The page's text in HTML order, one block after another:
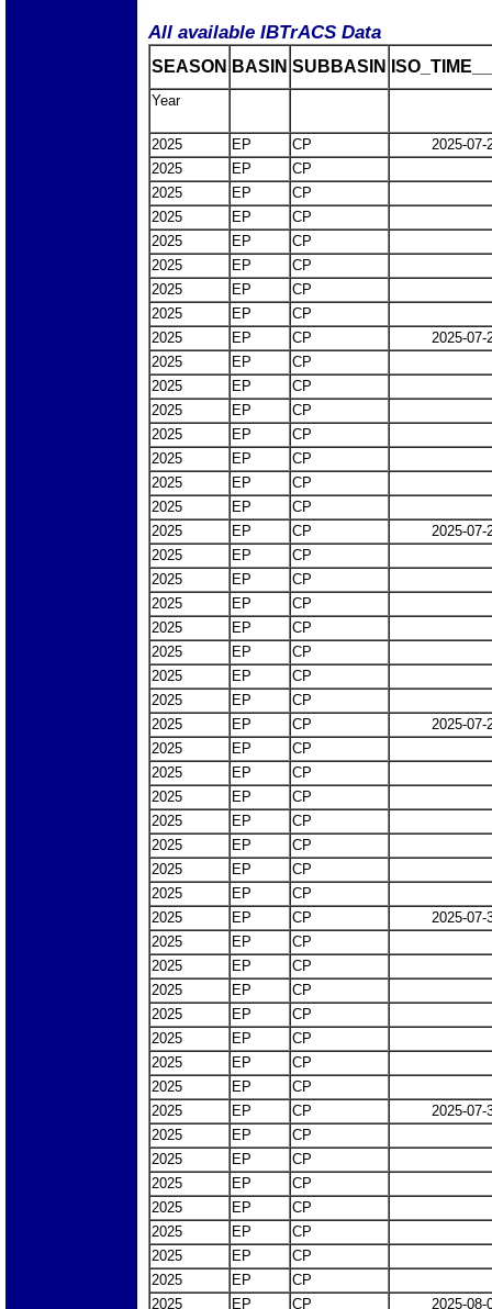
All available IBTrACS Data
SEASON BASIN SUBBASIN
Year
2025 EP CP
2025-07-
2025
EP
CP
2025
EP
CP
2025
EP
CP
2025
EP
CP
2025
EP
CP
2025
EP
CP
2025
EP
CP
2025
EP CP
2025-07-
2025
EP
CP
2025
EP
CP
2025
EP
CP
2025
EP
CP
2025
EP
CP
2025
EP
CP
2025
EP
CP
2025
EP CP
2025-07-
2025
EP
CP
2025
EP
CP
2025
EP
CP
2025
EP
CP
2025
EP
CP
2025
EP
CP
2025
EP
CP
2025
EP CP
2025-07-
2025
EP
CP
2025
EP
CP
2025
EP
CP
2025
EP
CP
2025
EP
CP
2025
EP
CP
2025
EP
CP
2025
EP CP
2025-07-
2025
EP
CP
2025
EP
CP
2025
EP
CP
2025
EP
CP
2025
EP
CP
2025
EP
CP
2025
EP
CP
2025
EP CP
2025-07-
2025
EP
CP
2025
EP
CP
2025
EP
CP
2025
EP
CP
2025
EP
CP
2025
EP
CP
2025
EP
CP
2025
EP CP 2025-08-